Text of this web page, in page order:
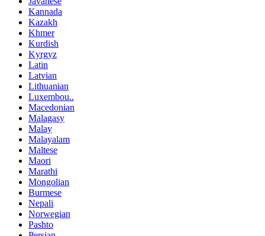
Kannada
Kazakh
Khmer
Kurdish
Kyrgyz
Latin
Latvian
Lithuanian
Luxembou..
Macedonian
Malagasy
Malay
Malayalam
Maltese
Maori
Marathi
Mongolian
Burmese
Nepali
Norwegian
Pashto